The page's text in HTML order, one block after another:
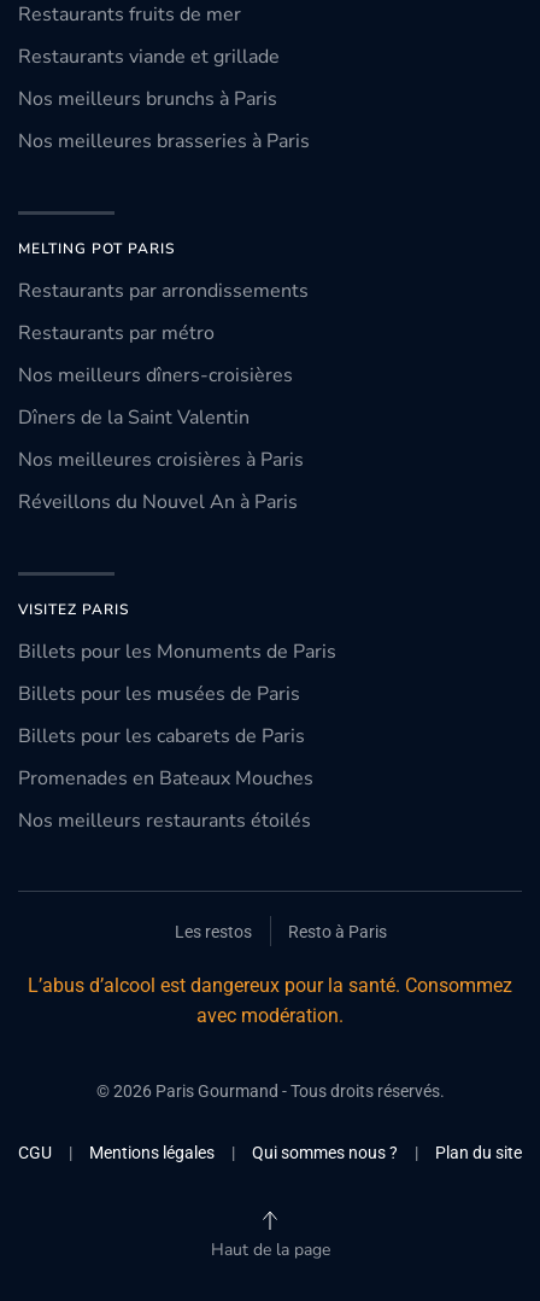
Restaurants fruits de mer
Restaurants viande et grillade
Nos meilleurs brunchs à Paris
Nos meilleures brasseries à Paris
MELTING POT PARIS
Restaurants par arrondissements
Restaurants par métro
Nos meilleurs dîners-croisières
Dîners de la Saint Valentin
Nos meilleures croisières à Paris
Réveillons du Nouvel An à Paris
VISITEZ PARIS
Billets pour les Monuments de Paris
Billets pour les musées de Paris
Billets pour les cabarets de Paris
Promenades en Bateaux Mouches
Nos meilleurs restaurants étoilés
Les restos Resto à Paris
L’abus d’alcool est dangereux pour la santé. Consommez
avec modération.
©2026Paris Gourmand - Tous droits réservés.
CGU | Mentions légales | Qui sommes nous ? | Plan du site
Haut de la page